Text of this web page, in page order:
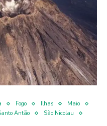
Fogo Ilhas
Maio
Antão
São Nicolau